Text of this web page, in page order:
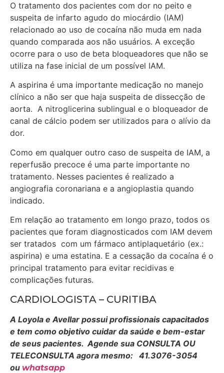
O tratamento dos pacientes com dor no peito e
suspeita de infarto agudo do miocárdio (IAM)
relacionado ao uso de cocaína não muda em nada
quando comparada aos não usuários. A exceção
ocorre para o uso de beta bloqueadores que não se
utiliza na fase inicial de um possível IAM.
A aspirina é uma importante medicação no manejo
clínico a não ser que haja suspeita de dissecção de
aorta. A nitroglicerina sublingual e o bloqueador de
canal de cálcio podem ser utilizados para o alívio da
dor.
Como em qualquer outro caso de suspeita de IAM, a
reperfusão precoce é uma parte importante no
tratamento. Nesses pacientes é realizado a
angiografia coronariana e a angioplastia quando
indicado.
Em relação ao tratamento em longo prazo, todos os
pacientes que foram diagnosticados com IAM devem
ser tratados com um fármaco antiplaquetário (ex.:
aspirina) e uma estatina. E a cessação da cocaína é o
principal tratamento para evitar recidivas e
complicações futuras.
CARDIOLOGISTA – CURITIBA
A Loyola e Avellar possui profissionais capacitados
e tem como objetivo cuidar da saúde e bem-estar
de seus pacientes. Agende sua CONSULTA OU
TELECONSULTA agora mesmo: 41.3076-3054
ou whatsapp